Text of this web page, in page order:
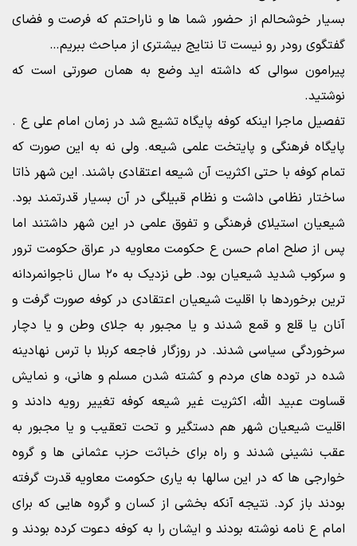
بسیار خوشحالم از حضور شما ها و ناراحتم که فرصت و فضای
گفتگوی رودر رو نیست تا نتایج بیشتری از مباحث ببریم…
پیرامون سوالی که داشته اید وضع به همان صورتی است که
نوشتید.
تفصیل ماجرا اینکه کوفه پایگاه تشیع شد در زمان امام علی ع .
پایگاه فرهنگی و پایتخت علمی شیعه. ولی نه به این صورت که
تمام کوفه با حتی اکثریت آن شیعه اعتقادی باشند. این شهر ذاتا
ساختار نظامی داشت و نظام قبیلگی در آن بسیار قدرتمند بود.
شیعیان استیلای فرهنگی و تفوق علمی در این شهر داشتند اما
پس از صلح امام حسن ع حکومت معاویه در عراق حکومت ترور
و سرکوب شدید شیعیان بود. طی نزدیک به ۲۰ سال ناجوانمردانه
ترین برخوردها با اقلیت شیعیان اعتقادی در کوفه صورت گرفت و
آنان یا قلع و قمع شدند و یا مجبور به جلای وطن و یا دچار
سرخوردگی سیاسی شدند. در روزگار فاجعه کربلا با ترس نهادینه
شده در توده های مردم و کشته شدن مسلم و هانی، و نمایش
قساوت عبید الله، اکثریت غیر شیعه کوفه تغییر رویه دادند و
اقلیت شیعیان شهر هم دستگیر و تحت تعقیب و یا مجبور به
عقب نشینی شدند و راه برای خباثت حزب عثمانی ها و گروه
خوارجی ها که در این سالها به یاری حکومت معاویه قدرت گرفته
بودند باز کرد. نتیجه آنکه بخشی از کسان و گروه هایی که برای
امام ع نامه نوشته بودند و ایشان را به کوفه دعوت کرده بودند و